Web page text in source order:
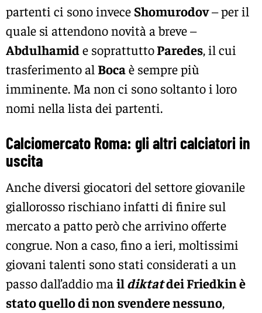
partenti ci sono invece Shomurodov– per il
quale si attendono novità a breve –
Abdulhamide soprattuttoParedes, il cui
trasferimento al Bocaè sempre più
imminente. Ma non ci sono soltanto i loro
nomi nella lista dei partenti.
Calciomercato Roma: gli altri calciatori in
uscita
Anche diversi giocatori del settore giovanile
giallorosso rischiano infatti di finire sul
mercato a patto però che arrivino offerte
congrue. Non a caso, fino a ieri, moltissimi
giovani talenti sono stati considerati a un
passo dall’addio ma ildiktatdei Friedkin è
stato quello di non svendere nessuno,